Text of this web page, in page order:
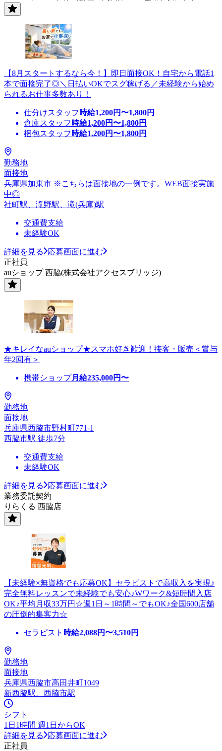
【8月スタートするなら今！】即日面接OK！自宅から電話1
本で面接完了◎＼日払いOKでスグ稼げる／未経験から始め
られるお仕事多数あり！
仕分けスタッフ 時給1,200円〜1,800円
倉庫スタッフ 時給1,200円〜1,800円
梱包スタッフ 時給1,200円〜1,800円
勤務地
面接地
兵庫県加東市 ※こちらは面接地の一例です。WEB面接実施
中◎
社町駅、滝野駅、滝(兵庫)駅
交通費支給
未経験OK
詳細を見る
応募画面に進む
正社員
auショップ 西脇(株式会社アクセスブリッジ)
★キレイなauショップ★スマホ好き歓迎！接客・販売＜賞与
年2回有＞
携帯ショップ月給235,000円〜
勤務地
面接地
兵庫県西脇市野村町771-1
西脇市駅 徒歩7分
交通費支給
未経験OK
詳細を見る
応募画面に進む
業務委託契約
りらくる 西脇店
【未経験×無資格でも応募OK】セラピストで高収入を実現♪
完全無料レッスンで未経験でも安心♪Wワーク&短時間入店
OK♪平均月収33万円☆週1日～1時間～でもOK♪全国600店舗
の圧倒的集客力☆
セラピスト 時給2,088円〜3,510円
勤務地
面接地
兵庫県西脇市高田井町1049
新西脇駅、西脇市駅
シフト
1日1時間 週1日からOK
詳細を見る
応募画面に進む
正社員